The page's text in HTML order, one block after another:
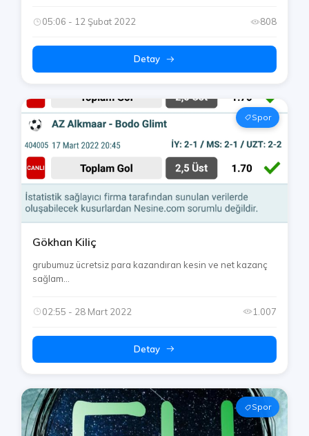
05:06 - 12 Şubat 2022 808
Detay
Spor
Gökhan Kiliç
grubumuz ücretsiz para kazandıran kesin ve net kazanç
sağlam...
02:55 - 28 Mart 2022 1.007
Detay
Spor